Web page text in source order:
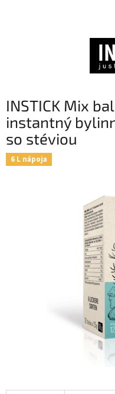
INSTICK Mix
instantný
so stéviou
6 L nápoja